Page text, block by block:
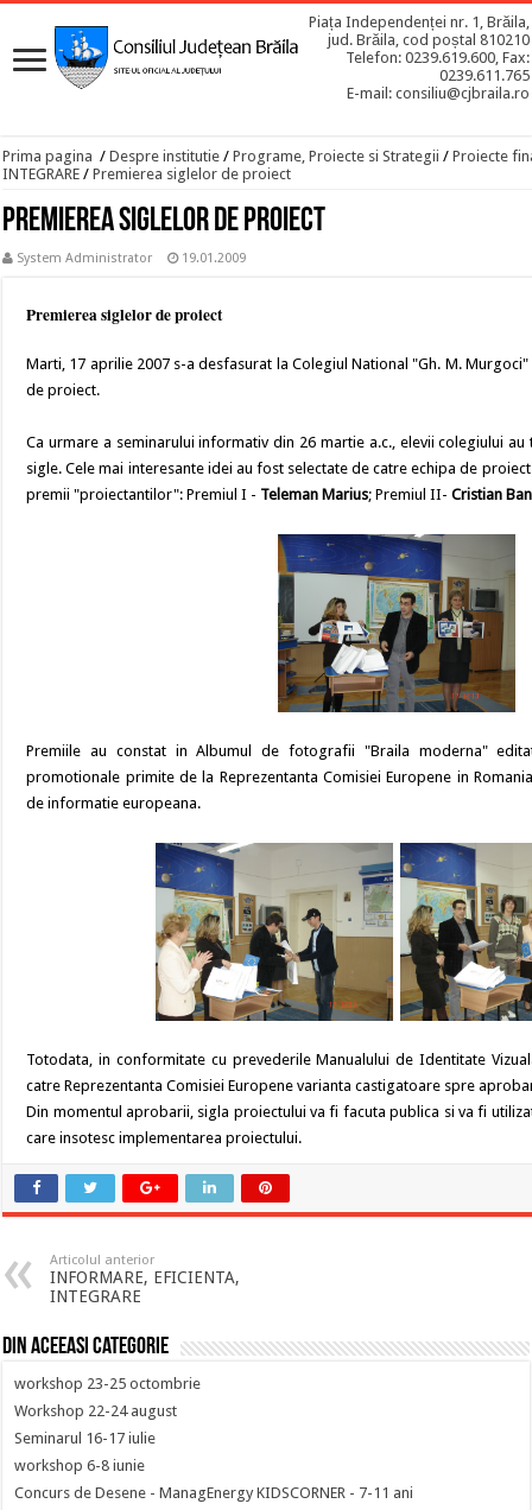
Piața Independenței nr. 1, Brăila,
jud. Brăila, cod poștal 810210
Telefon: 0239.619.600, Fax:
0239.611.765
E-mail: consiliu@cjbraila.ro
Prima pagina / Despre institutie / Programe, Proiecte si Strategii / Proiecte
INTEGRARE / Premierea siglelor de proiect
Premierea siglelor de proiect
System Administrator 19.01.2009
Premierea siglelor de proiect
Marti, 17 aprilie 2007 s-a desfasurat la Colegiul National "Gh. M.
de proiect.
Ca urmare a seminarului informativ din 26 martie a.c., elevii colegiului
sigle. Cele mai interesante idei au fost selectate de catre echipa de
premii "proiectantilor": Premiul I - Teleman Marius; Premiul II-Cristian
Premiile au constat in Albumul de fotografii "Braila moderna"
promotionale primite de la Reprezentanta Comisiei Europene in
de informatie europeana.
Totodata, in conformitate cu prevederile Manualului de Identitate
catre Reprezentanta Comisiei Europene varianta castigatoare spre
Din momentul aprobarii, sigla proiectului va fi facuta publica si va fi
care insotesc implementarea proiectului.
Articolul anterior
INFORMARE, EFICIENTA,
INTEGRARE
Din aceeasi categorie
workshop 23-25 octombrie
Workshop 22-24 august
Seminarul 16-17 iulie
workshop 6-8 iunie
Concurs de Desene - ManagEnergy KIDSCORNER - 7-11 ani